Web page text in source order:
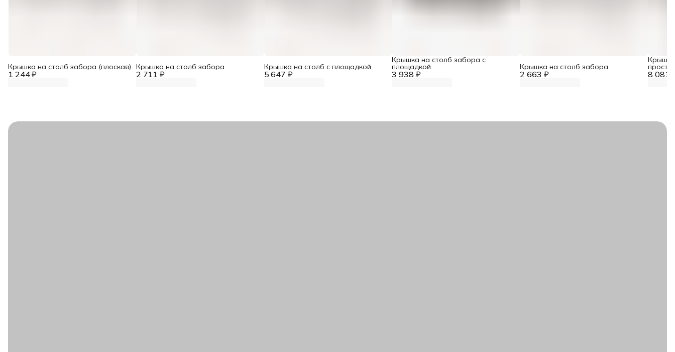
1 244 ₽
Крышка на столб забора (плоская)
2 711 ₽
Крышка на столб забора
5 647 ₽
Крышка на столб с площадкой
3 938 ₽
Крышка на столб забора с
площадкой
2 663 ₽
Крышка на столб забора
8 081